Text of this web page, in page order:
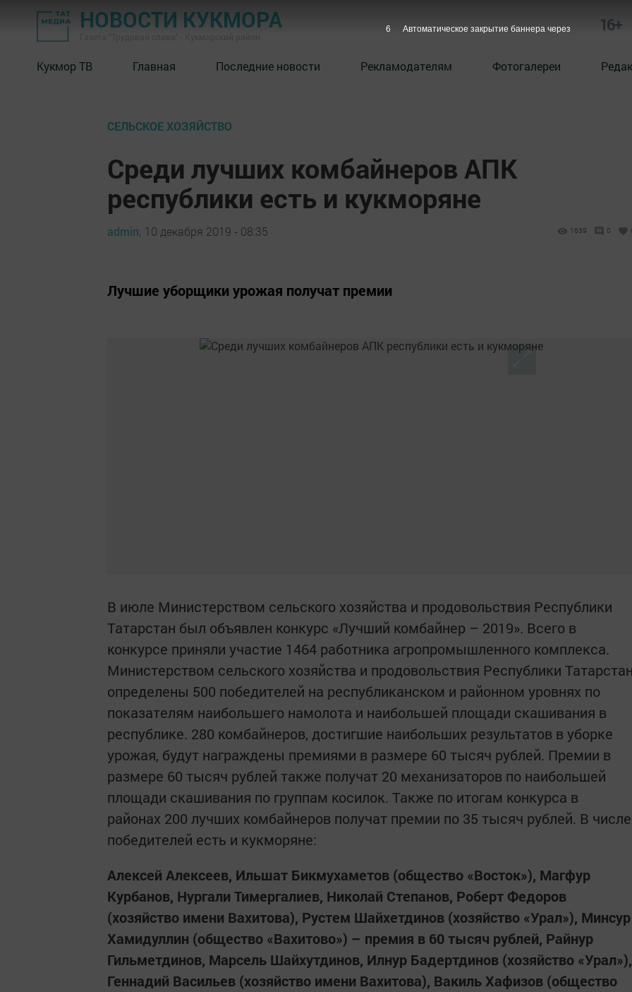
НОВОСТИ КУКМОРА 16+
Кукмор ТВ Главная Последние новости Рекламодателям Фотогалереи
СЕЛЬСКОЕ ХОЗЯЙСТВО
Среди лучших комбайнеров АПК
республики есть и кукморяне
admin, 10 декабря 2019 - 08:35 1639 0
Лучшие уборщики урожая получат премии
В июле Министерством сельского хозяйства и продовольствия Республики
Татарстан был объявлен конкурс «Лучший комбайнер – 2019». Всего в
конкурсе приняли участие 1464 работника агропромышленного комплекса.
Министерством сельского хозяйства и продовольствия Республики
определены 500 победителей на республиканском и районном уровнях по
показателям наибольшего намолота и наибольшей площади скашивания в
республике. 280 комбайнеров, достигшие наибольших результатов в уборке
урожая, будут награждены премиями в размере 60 тысяч рублей. Премии в
размере 60 тысяч рублей также получат 20 механизаторов по наибольшей
площади скашивания по группам косилок. Также по итогам конкурса в
районах 200 лучших комбайнеров получат премии по 35 тысяч рублей. В числе
победителей есть и кукморяне:
Алексей Алексеев, Ильшат Бикмухаметов (общество «Восток»), Магфур
Курбанов, Нургали Тимергалиев, Николай Степанов, Роберт Федоров
(хозяйство имени Вахитова), Рустем Шайхетдинов (хозяйство «Урал»), Минсур
Хамидуллин (общество «Вахитово») – премия в 60 тысяч рублей, Райнур
Гильметдинов, Марсель Шайхутдинов, Илнур Бадертдинов (хозяйство «Урал»),
Геннадий Васильев (хозяйство имени Вахитова), Вакиль Хафизов (общество
5 Автоматическое закрытие баннера через